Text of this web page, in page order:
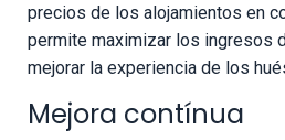
precios de los alojamientos en
permite maximizar los ingresos
mejorar la experiencia de los
Mejora contínua